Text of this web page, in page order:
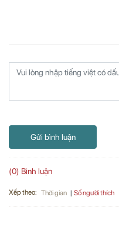
Gửi bình luận
(0) Bình luận
Xếp theo: Thời gian Số người thích